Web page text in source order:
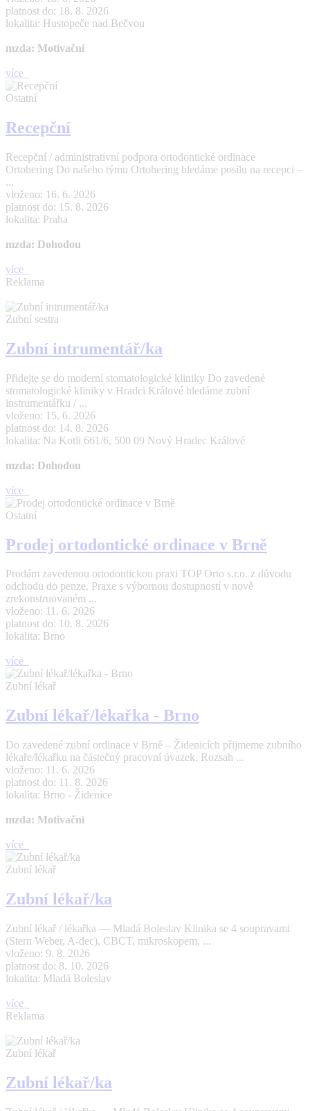
platnost do: 18. 8. 2026
lokalita: Hustopeče nad Bečvou
mzda: Motivační
více
Ostatní
Recepční
Recepční / administrativní podpora ortodontické ordinace
Ortohering Do našeho týmu Ortohering hledáme posilu na recepci –
...
vloženo: 16. 6. 2026
platnost do: 15. 8. 2026
lokalita: Praha
mzda: Dohodou
více
Reklama
Zubní sestra
Zubní intrumentář/ka
Přidejte se do moderní stomatologické kliniky Do zavedené
stomatologické kliniky v Hradci Králové hledáme zubní
instrumentářku / ...
vloženo: 15. 6. 2026
platnost do: 14. 8. 2026
lokalita: Na Kotli 661/6, 500 09 Nový Hradec Králové
mzda: Dohodou
více
Ostatní
Prodej ortodontické ordinace v Brně
Prodám zavedenou ortodontickou praxi TOP Orto s.r.o. z důvodu
odchodu do penze. Praxe s výbornou dostupností v nově
zrekonstruovaném ...
vloženo: 11. 6. 2026
platnost do: 10. 8. 2026
lokalita: Brno
více
Zubní lékař
Zubní lékař/lékařka - Brno
Do zavedené zubní ordinace v Brně – Židenicích přijmeme zubního
lékaře/lékařku na částečný pracovní úvazek. Rozsah ...
vloženo: 11. 6. 2026
platnost do: 11. 8. 2026
lokalita: Brno - Židenice
mzda: Motivační
více
Zubní lékař
Zubní lékař/ka
Zubní lékař / lékařka — Mladá Boleslav Klinika se 4 soupravami
(Stern Weber, A-dec), CBCT, mikroskopem, ...
vloženo: 9. 8. 2026
platnost do: 8. 10. 2026
lokalita: Mladá Boleslav
více
Reklama
Zubní lékař
Zubní lékař/ka